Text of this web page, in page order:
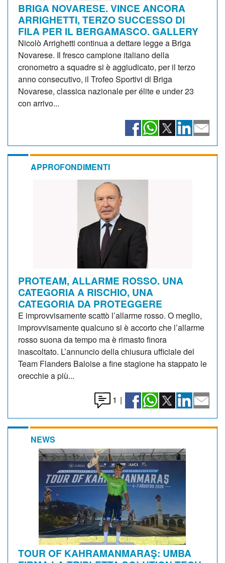
BRIGA NOVARESE. VINCE ANCORA
ARRIGHETTI, TERZO SUCCESSO DI
FILA PER IL BERGAMASCO. GALLERY
Nicolò Arrighetti continua a dettare legge a Briga
Novarese. Il fresco campione italiano della
cronometro a squadre si è aggiudicato, per il terzo
anno consecutivo, il Trofeo Sportivi di Briga
Novarese, classica nazionale per élite e under 23
con arrivo...
APPROFONDIMENTI
PROTEAM, ALLARME ROSSO. UNA
CATEGORIA A RISCHIO, UNA
CATEGORIA DA PROTEGGERE
E improvvisamente scattò l’allarme rosso. O meglio,
improvvisamente qualcuno si è accorto che l’allarme
rosso suona da tempo ma è rimasto finora
inascoltato. L’annuncio della chiusura ufficiale del
Team Flanders Baloise a fine stagione ha stappato le
orecchie a più...
1 |
NEWS
TOUR OF KAHRAMANMARAŞ: UMBA